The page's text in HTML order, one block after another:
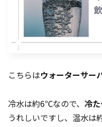
こちらはウォーターサー
冷水は約6℃なので、 冷
うれしいですし、温水は